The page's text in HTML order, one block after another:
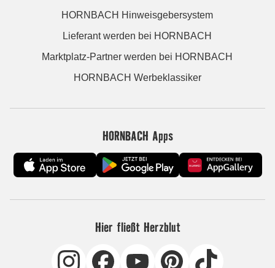
HORNBACH Hinweisgebersystem
Lieferant werden bei HORNBACH
Marktplatz-Partner werden bei HORNBACH
HORNBACH Werbeklassiker
HORNBACH Apps
Hier fließt Herzblut